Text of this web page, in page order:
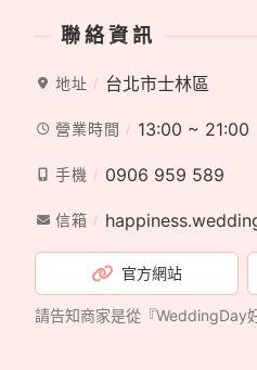
聯絡資訊
地址 台北市士林區
營業時間 13:00 ~ 21:00
手機 0906 959 589
信箱
官方網站
請告知商家是從『WeddingDay